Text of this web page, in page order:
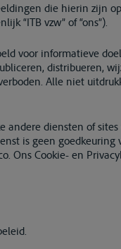
die hierin zijn
“ITB vzw” of “ons”).
voor informatieve
distribueren,
Alle niet
diensten of
is geen
Ons Cookie- en